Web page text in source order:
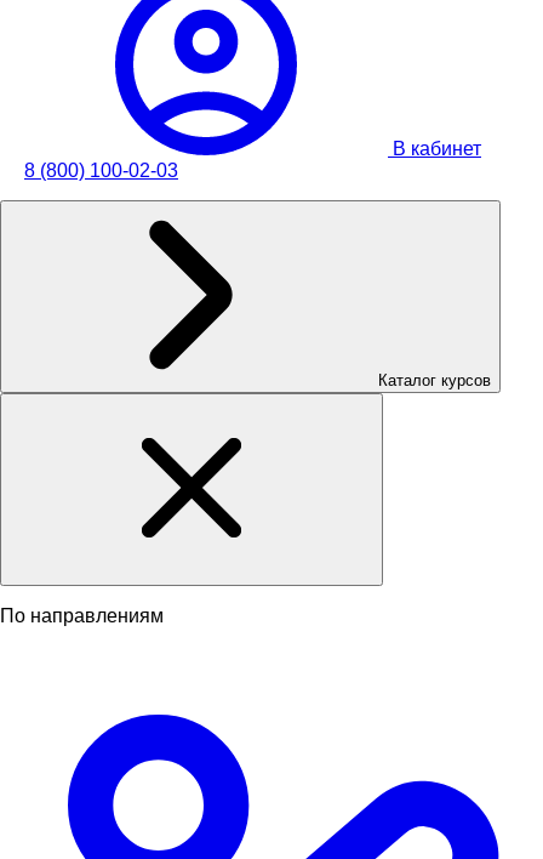
В кабинет
8 (800) 100-02-03
Каталог курсов
По направлениям